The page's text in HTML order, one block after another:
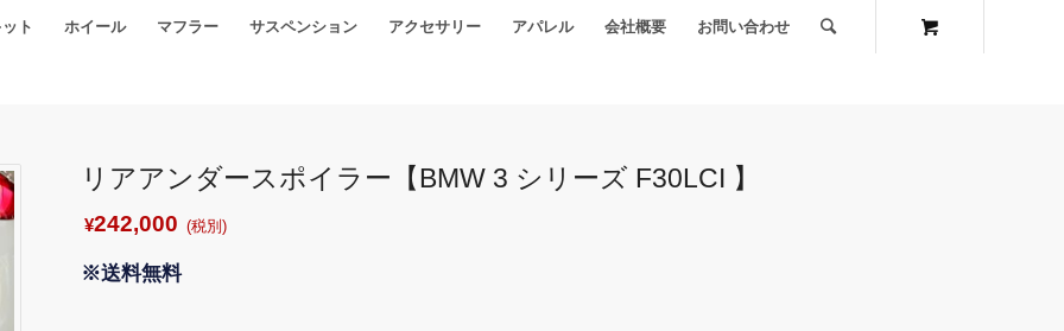
ト ホイール マフラー サスペンション アクセサリー アパレル 会社概要 お問い合わせ
リアアンダースポイラー【BMW 3 シリーズ F30LCI 】
¥242,000 (税別)
※送料無料